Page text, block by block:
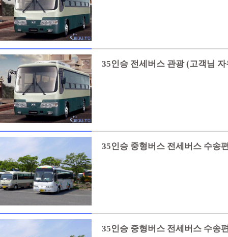
서 중간에 골프/올레길/등반이
합니다.
35인승 전세버스 관광 (고객님
35인승 중형버스 전세버스 수송
35인승 중형버스 전세버스 수송